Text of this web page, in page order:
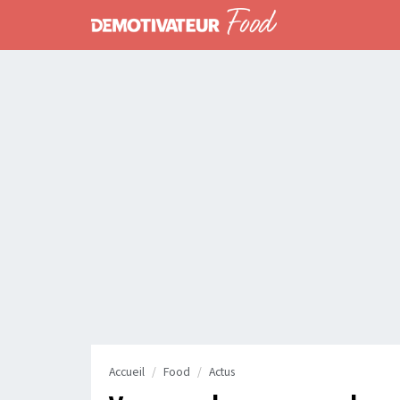
Accueil Food Actus